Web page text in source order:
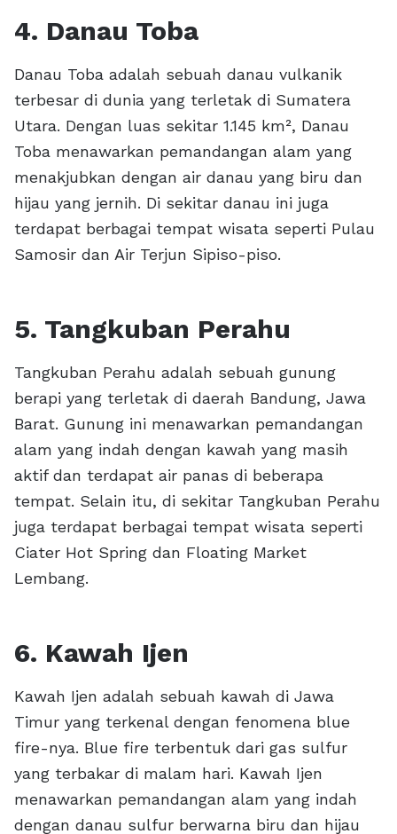
4. Danau Toba
Danau Toba adalah sebuah danau vulkanik
terbesar di dunia yang terletak di Sumatera
Utara. Dengan luas sekitar 1.145 km², Danau
Toba menawarkan pemandangan alam yang
menakjubkan dengan air danau yang biru dan
hijau yang jernih. Di sekitar danau ini juga
terdapat berbagai tempat wisata seperti Pulau
Samosir dan Air Terjun Sipiso-piso.
5. Tangkuban Perahu
Tangkuban Perahu adalah sebuah gunung
berapi yang terletak di daerah Bandung, Jawa
Barat. Gunung ini menawarkan pemandangan
alam yang indah dengan kawah yang masih
aktif dan terdapat air panas di beberapa
tempat. Selain itu, di sekitar Tangkuban Perahu
juga terdapat berbagai tempat wisata seperti
Ciater Hot Spring dan Floating Market
Lembang.
6. Kawah Ijen
Kawah Ijen adalah sebuah kawah di Jawa
Timur yang terkenal dengan fenomena blue
fire-nya. Blue fire terbentuk dari gas sulfur
yang terbakar di malam hari. Kawah Ijen
menawarkan pemandangan alam yang indah
dengan danau sulfur berwarna biru dan hijau